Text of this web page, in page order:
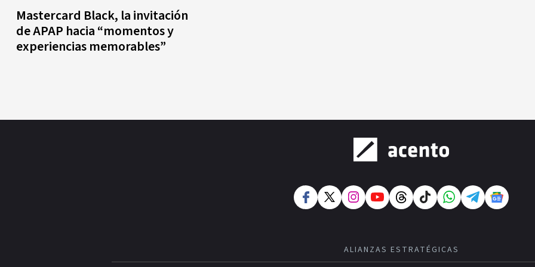
Mastercard Black, la invitación
de APAP hacia “momentos y
experiencias memorables”
ALIANZAS ESTRATÉGICAS